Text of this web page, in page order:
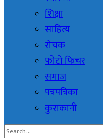
शिक्षा
साहित्य
रोचक
फोटो फिचर
समाज
पत्रपत्रिका
कुराकानी